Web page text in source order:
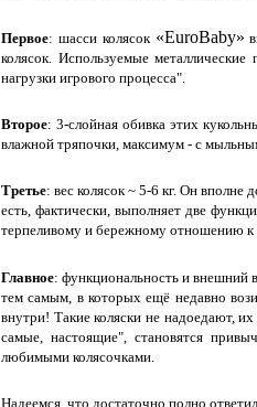
Первое: шасси колясок «EuroBaby»
колясок. Используемые
нагрузки игрового процесса".
Второе: 3-слойная обивка этих
влажной тряпочки, максимум - с
Третье: вес колясок ~ 5-6 кг. Он вполне
есть, фактически, выполняет две
терпеливому и бережному отношению к
Главное: функциональность и внешний
тем самым, в которых ещё недавно
внутри! Такие коляски не надоедают,
самые, настоящие", становятся
любимыми колясочками.
Надеемся, что достаточно полно